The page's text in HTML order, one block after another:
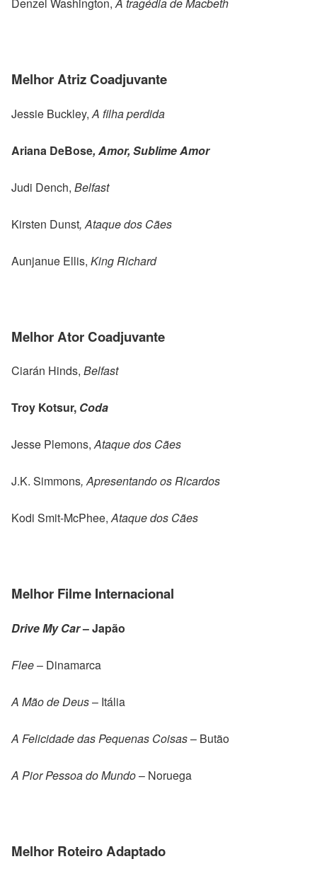
Melhor Atriz Coadjuvante
Jessie Buckley, A filha perdida
Ariana DeBose, Amor, Sublime Amor
Judi Dench, Belfast
Kirsten Dunst, Ataque dos Cães
Aunjanue Ellis, King Richard
Melhor Ator Coadjuvante
Ciarán Hinds, Belfast
Troy Kotsur, Coda
Jesse Plemons,Ataque dos Cães
J.K. Simmons, Apresentando os Ricardos
Kodi Smit-McPhee,Ataque dos Cães
Melhor Filme Internacional
Drive My Car– Japão
Flee– Dinamarca
A Mão de Deus– Itália
A Felicidade das Pequenas Coisas– Butão
A Pior Pessoa do Mundo– Noruega
Melhor Roteiro Adaptado